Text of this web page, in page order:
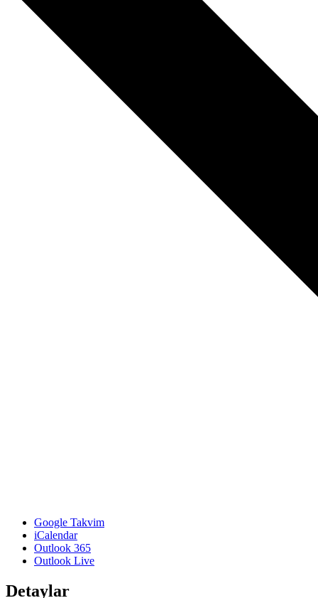
Google Takvim
iCalendar
Outlook 365
Outlook Live
Detaylar